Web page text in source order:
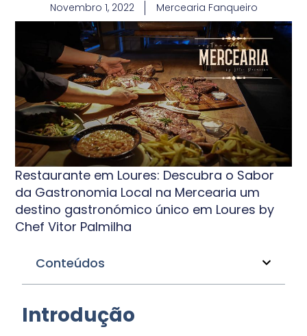
Novembro 1, 2022 Mercearia Fanqueiro
Restaurante em Loures: Descubra o Sabor
da Gastronomia Local na Mercearia um
destino gastronómico único em Loures by
Chef Vitor Palmilha
Conteúdos
Introdução